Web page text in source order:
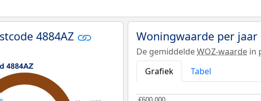
4884AZ Woningwaarde per jaar
De gemiddeldeWOZ-waarde in
Grafiek
Tabel